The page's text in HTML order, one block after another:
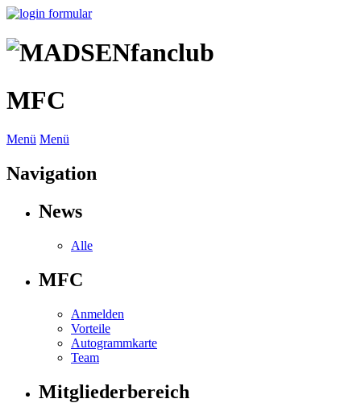
MFC
Menü Menü
Navigation
News
Alle
MFC
Anmelden
Vorteile
Autogrammkarte
Team
Mitgliederbereich